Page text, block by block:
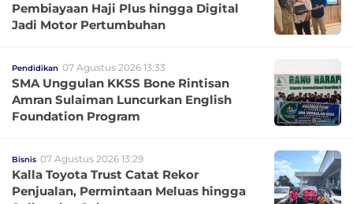
Pembiayaan Haji Plus hingga Digital
Jadi Motor Pertumbuhan
Pendidikan 07 Agustus 2026 13:33
SMA Unggulan KKSS Bone Rintisan
Amran Sulaiman Luncurkan English
Foundation Program
Bisnis 07 Agustus 2026 13:29
Kalla Toyota Trust Catat Rekor
Penjualan, Permintaan Meluas hingga